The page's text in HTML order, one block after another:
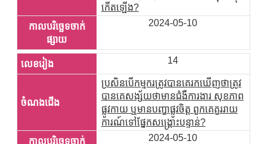
កើតឡើង?
2024-05-10
14
ប្រសិនបើកម្មករត្រូវបានគេរកឃើញថាត្រូវ
បានគេសង្ស័យថាមានជំងឺការងារ សុខភាព
ផ្លូវកាយ ឬមានបញ្ហាផ្លូវចិត្ត ពួកគេគួររាយ
ការណ៍ទៅផ្នែកសង្គ្រោះបន្ទាន់?
2024-05-10